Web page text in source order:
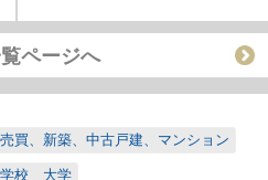
ページへ
買、新築、中古戸建、マンション
校 大学